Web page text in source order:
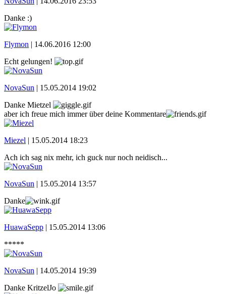
Danke :)
Flymon | 14.06.2016 12:00
Echt gelungen!
NovaSun | 15.05.2014 19:02
Danke Mietzel
aber ich freue mich immer über deine Kommentare
Miezel | 15.05.2014 18:23
Ach ich sag nix mehr, ich guck nur noch neidisch...
NovaSun | 15.05.2014 13:57
Danke
HuawaSepp | 15.05.2014 13:06
*****
NovaSun | 14.05.2014 19:39
Danke KritzelJo